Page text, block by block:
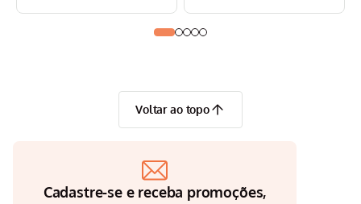
Voltar ao topo
Cadastre-se e receba promoções,